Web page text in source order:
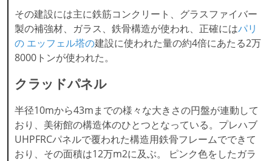
その建設には主に鉄筋コンクリート、グラスファイバー
製の補強材、ガラス、鉄骨構造が使われ、正確にはパリ
の エッフェル塔の建設に使われた量の約4倍にあたる2万
8000トンが使われた。
クラッドパネル
半径10mから43mまでの様々な大きさの円盤が連動して
おり、美術館の構造体のひとつとなっている。プレハブ
UHPFRCパネルで覆われた構造用鉄骨フレームでできて
おり、その面積は12万m2に及ぶ。 ピンク色をしたガラ